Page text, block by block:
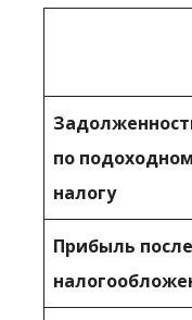
по
налогу
Прибыль после